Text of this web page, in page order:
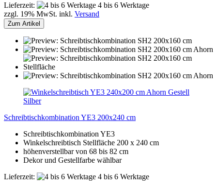
Lieferzeit:
4 bis 6 Werktage
zzgl. 19% MwSt. inkl. Versand
Zum Artikel
Schreibtischkombination YE3 200x240 cm
Schreibtischkombination YE3
Winkelschreibtisch Stellfläche 200 x 240 cm
höhenverstellbar von 68 bis 82 cm
Dekor und Gestellfarbe wählbar
Lieferzeit:
4 bis 6 Werktage